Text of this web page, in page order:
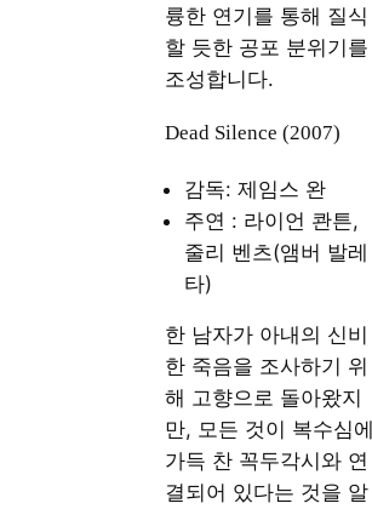
륭한 연기를 통해 질식
할 듯한 공포 분위기를
조성합니다.
Dead Silence (2007)
감독: 제임스 완
주연 : 라이언 콴튼,
줄리 벤츠(앰버 발레
타)
한 남자가 아내의 신비
한 죽음을 조사하기 위
해 고향으로 돌아왔지
만, 모든 것이 복수심에
가득 찬 꼭두각시와 연
결되어 있다는 것을 알